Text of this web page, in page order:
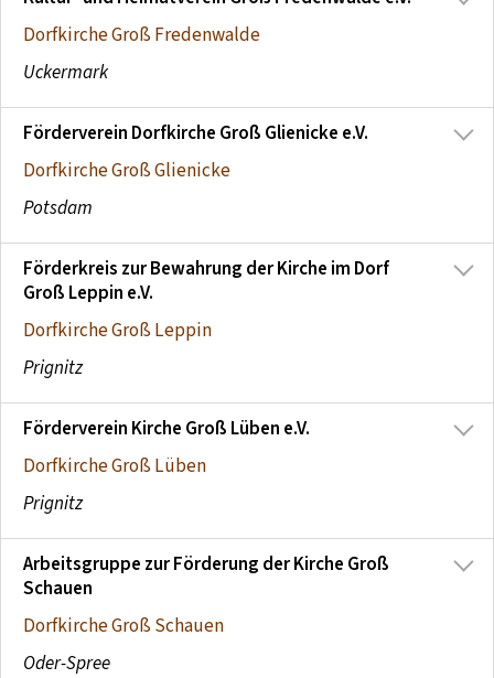
Dorfkirche Groß Fredenwalde
Uckermark
Förderverein Dorfkirche Groß Glienicke e.V.
Dorfkirche Groß Glienicke
Potsdam
Förderkreis zur Bewahrung der Kirche im Dorf
Groß Leppin e.V.
Dorfkirche Groß Leppin
Prignitz
Förderverein Kirche Groß Lüben e.V.
Dorfkirche Groß Lüben
Prignitz
Arbeitsgruppe zur Förderung der Kirche Groß
Schauen
Dorfkirche Groß Schauen
Oder-Spree